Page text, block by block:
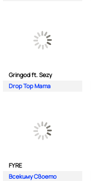
Gringod ft. Sezy
Drop Top Mama
FYRE
Всекиму Своето